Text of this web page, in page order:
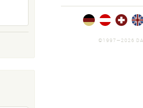
Portfolios
und Jobs.
©1997—2026